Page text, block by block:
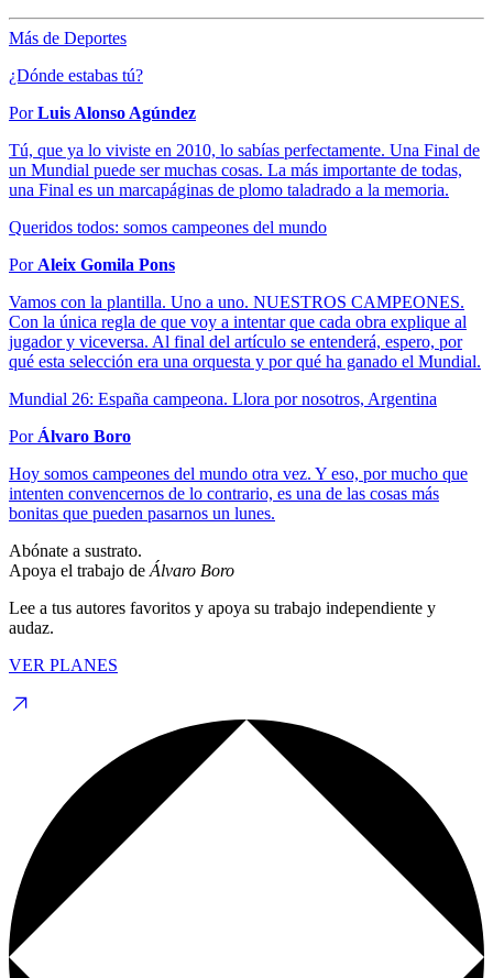
Más de Deportes
¿Dónde estabas tú?
PorLuis Alonso Agúndez
Tú, que ya lo viviste en 2010, lo sabías perfectamente. Una Final de
un Mundial puede ser muchas cosas. La más importante de todas,
una Final es un marcapáginas de plomo taladrado a la memoria.
Queridos todos: somos campeones del mundo
Por Aleix Gomila Pons
Vamos con la plantilla. Uno a uno. NUESTROS CAMPEONES.
Con la única regla de que voy a intentar que cada obra explique al
jugador y viceversa. Al final del artículo se entenderá, espero, por
qué esta selección era una orquesta y por qué ha ganado el Mundial.
Mundial 26: España campeona. Llora por nosotros, Argentina
Por Álvaro Boro
Hoy somos campeones del mundo otra vez. Y eso, por mucho que
intenten convencernos de lo contrario, es una de las cosas más
bonitas que pueden pasarnos un lunes.
Abónate a sustrato.
Apoya el trabajo de Álvaro Boro
Lee a tus autores favoritos y apoya su trabajo independiente y
audaz.
VER PLANES